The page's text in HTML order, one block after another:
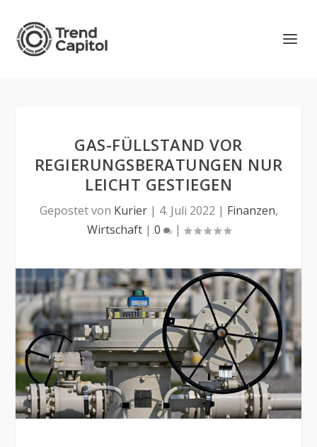
GAS-FÜLLSTAND VOR
REGIERUNGSBERATUNGEN NUR
LEICHT GESTIEGEN
Gepostet von Kurier| 4. Juli 2022 | Finanzen,
Wirtschaft| 0 |